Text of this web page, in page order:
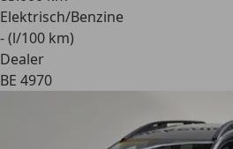
Elektrisch/Benzine
- (l/100 km)
Dealer
BE 4970